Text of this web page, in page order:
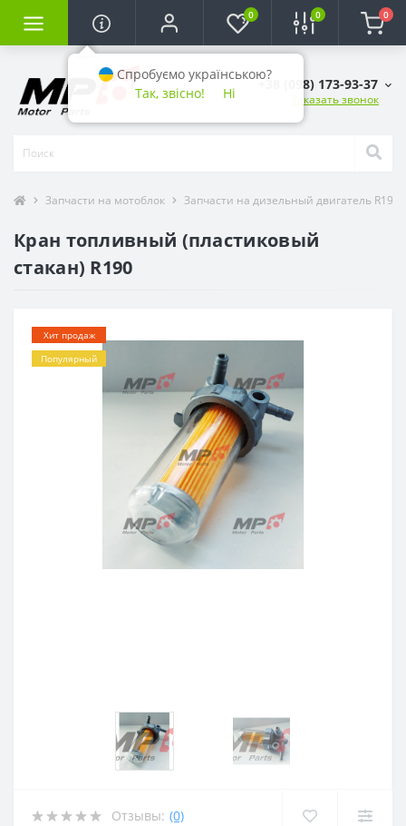
0 0 0
+38 (098) 173-93-37
Заказать звонок
Запчасти на мотоблок Запчасти на дизельный двигатель R190
Кран топливный (пластиковый
стакан) R190
Хит продаж
Популярный
Отзывы: (0)
Спробуємо українською?
Так, звісно!
Ні